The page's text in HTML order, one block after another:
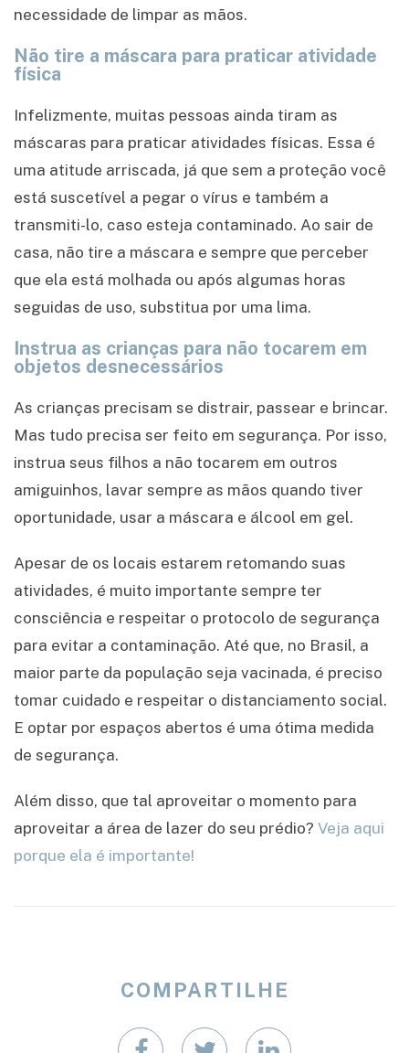
necessidade de limpar as mãos.
Não tire a máscara para praticar atividade
física
Infelizmente, muitas pessoas ainda tiram as
máscaras para praticar atividades físicas. Essa é
uma atitude arriscada, já que sem a proteção você
está suscetível a pegar o vírus e também a
transmiti-lo, caso esteja contaminado. Ao sair de
casa, não tire a máscara e sempre que perceber
que ela está molhada ou após algumas horas
seguidas de uso, substitua por uma lima.
Instrua as crianças para não tocarem em
objetos desnecessários
As crianças precisam se distrair, passear e brincar.
Mas tudo precisa ser feito em segurança. Por isso,
instrua seus filhos a não tocarem em outros
amiguinhos, lavar sempre as mãos quando tiver
oportunidade, usar a máscara e álcool em gel.
Apesar de os locais estarem retomando suas
atividades, é muito importante sempre ter
consciência e respeitar o protocolo de segurança
para evitar a contaminação. Até que, no Brasil, a
maior parte da população seja vacinada, é preciso
tomar cuidado e respeitar o distanciamento social.
E optar por espaços abertos é uma ótima medida
de segurança.
Além disso, que tal aproveitar o momento para
aproveitar a área de lazer do seu prédio? Veja aqui
porque ela é importante!
COMPARTILHE